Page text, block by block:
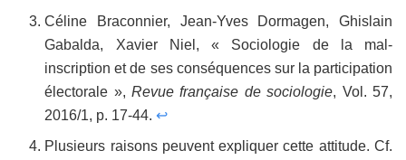
Céline Braconnier, Jean-Yves Dormagen, Ghislain
Gabalda, Xavier Niel, « Sociologie de la mal-
inscription et de ses conséquences sur la participation
électorale »,Revue française de sociologie, Vol. 57,
2016/1, p. 17-44. ↩
Plusieurs raisons peuvent expliquer cette attitude. Cf.